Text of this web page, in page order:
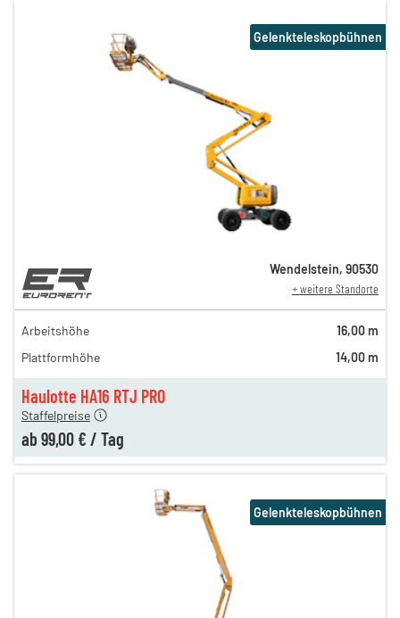
Haulotte HA16 RTJ PRO
169,00 €
129,00 €
119,00 €
109,00 €
Staffelpreise
ab 99,00 € / Tag
Gelenkteleskopbühnen
Wendelstein, 90530
+ weitere Standorte
Arbeitshöhe
16,00 m
Plattformhöhe
14,00 m
Gelenkteleskopbühnen